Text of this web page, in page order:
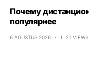
Почему
популярнее
6 AGUSTUS 2026 21 VIEWS